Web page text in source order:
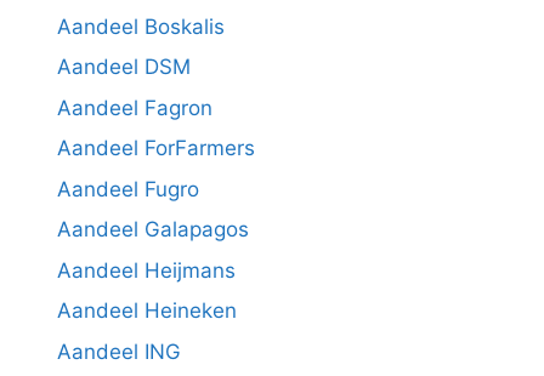
Aandeel Boskalis
Aandeel DSM
Aandeel Fagron
Aandeel ForFarmers
Aandeel Fugro
Aandeel Galapagos
Aandeel Heijmans
Aandeel Heineken
Aandeel ING